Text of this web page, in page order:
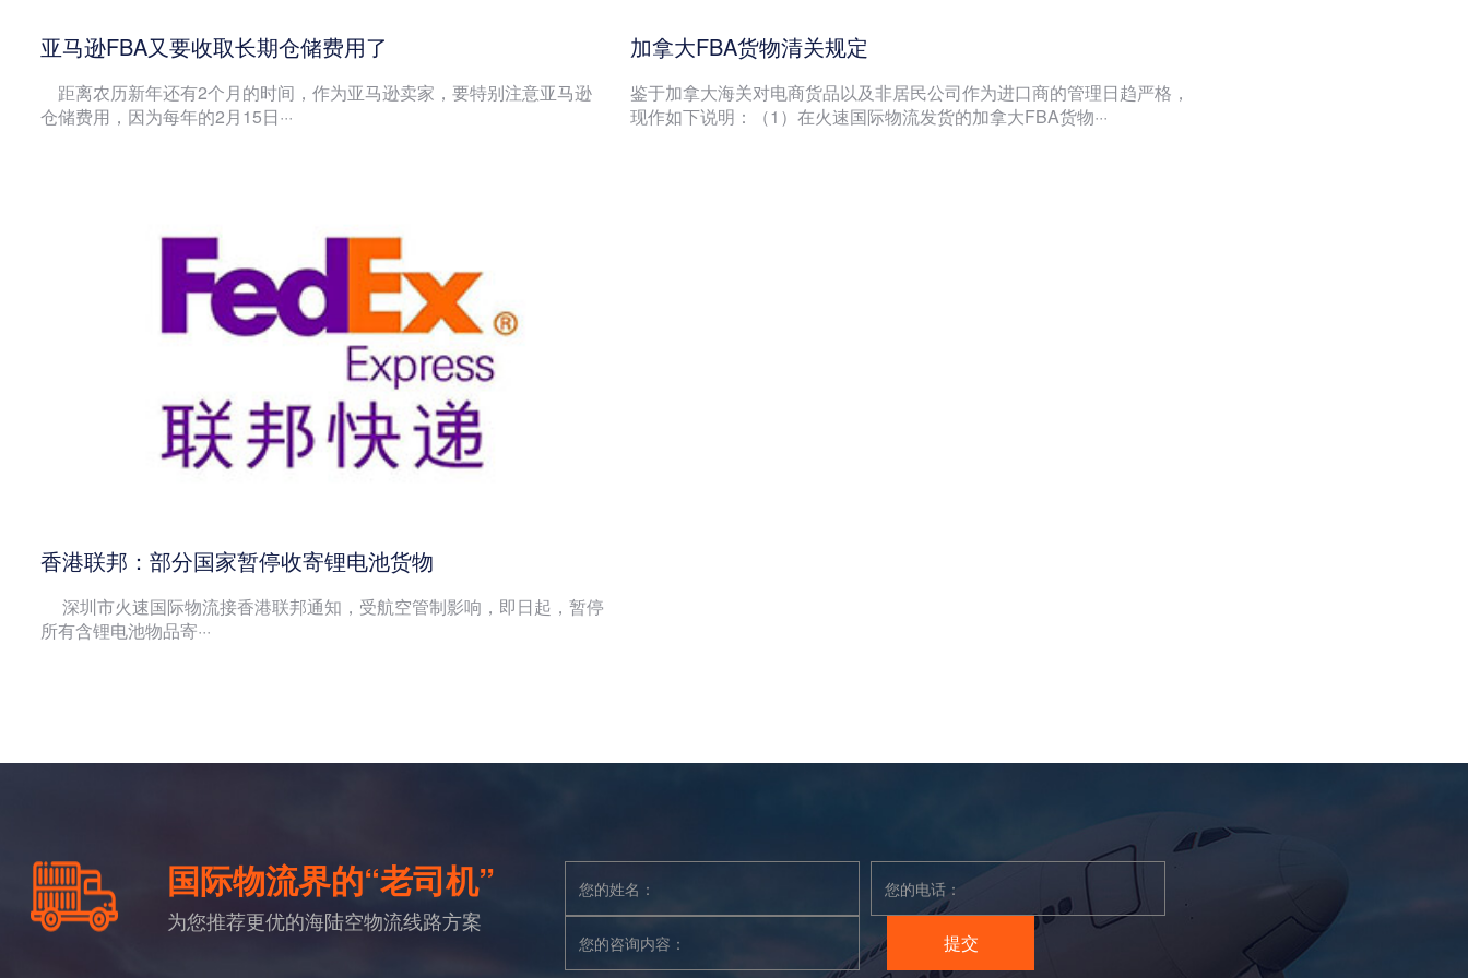
亚马逊FBA又要收取长期仓储费用了
距离农历新年还有2个月的时间，作为亚马逊卖家，要特别注意亚马逊
仓储费用，因为每年的2月15日···
加拿大FBA货物清关规定
鉴于加拿大海关对电商货品以及非居民公司作为进口商的管理日趋严格，
现作如下说明：（1）在火速国际物流发货的加拿大FBA货物···
香港联邦：部分国家暂停收寄锂电池货物
深圳市火速国际物流接香港联邦通知，受航空管制影响，即日起，暂停
所有含锂电池物品寄···
国际物流界的“老司机”
为您推荐更优的海陆空物流线路方案
提交